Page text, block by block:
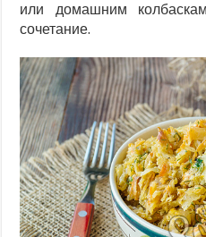
или домашним
сочетание.